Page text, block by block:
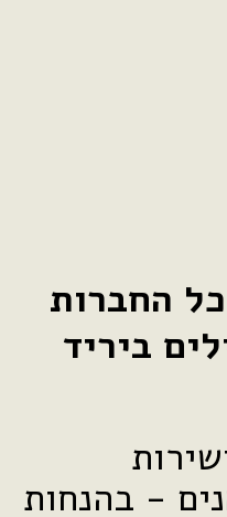
החברות
ביריד
- בהנחות